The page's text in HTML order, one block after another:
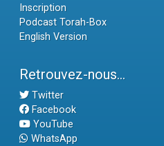
Inscription
Podcast Torah-Box
English Version
Retrouvez-nous...
Twitter
Facebook
YouTube
WhatsApp